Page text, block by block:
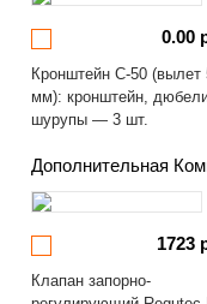
0.00
Кронштейн С-50 (вылет
мм): кронштейн,
шурупы — 3 шт.
Дополнительная
1723
Клапан запорно-